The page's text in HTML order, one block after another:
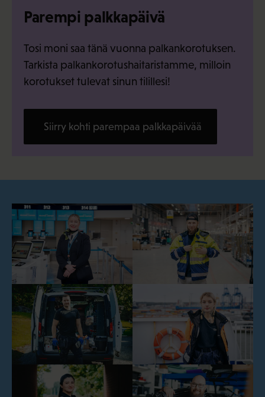
Parempi palkkapäivä
Tosi moni saa tänä vuonna palkankorotuksen.
Tarkista palkankorotushaitaristamme, milloin
korotukset tulevat sinun tilillesi!
Siirry kohti parempaa palkkapäivää